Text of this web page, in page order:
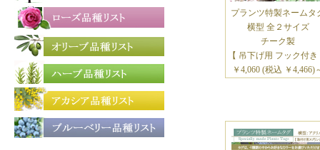
プランツ特製ネームタ
横型 全２サイズ
チーク製
【 吊下げ用 フック付き
￥4,060 (税込 ￥4,466)